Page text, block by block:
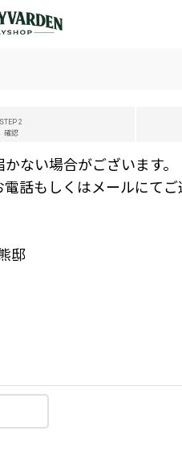
STEP 2
確認
ない場合がございます。
話もしくはメールにてご
邸